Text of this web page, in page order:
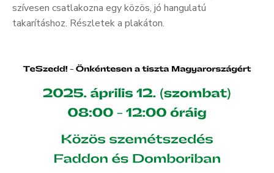
szívesen csatlakozna egy közös, jó hangulatú
takarításhoz. Részletek a plakáton.